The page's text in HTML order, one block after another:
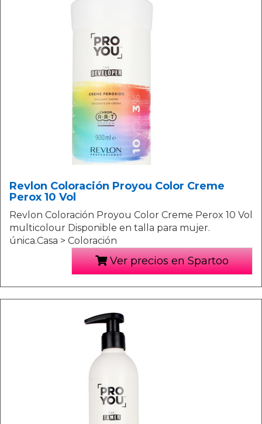
Revlon Coloración Proyou Color Creme
Perox 10 Vol
Revlon Coloración Proyou Color Creme Perox 10 Vol
multicolour Disponible en talla para mujer.
única.Casa > Coloración
Ver precios en Spartoo